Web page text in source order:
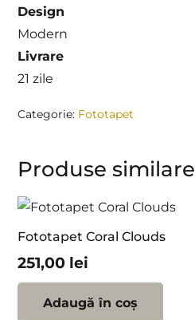
Design
Modern
Livrare
21 zile
Categorie: Fototapet
Produse similare
Fototapet Coral Clouds
251,00 lei
Adaugă în coș